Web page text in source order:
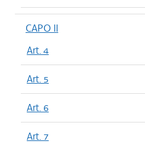
CAPO II
Art. 4
Art. 5
Art. 6
Art. 7